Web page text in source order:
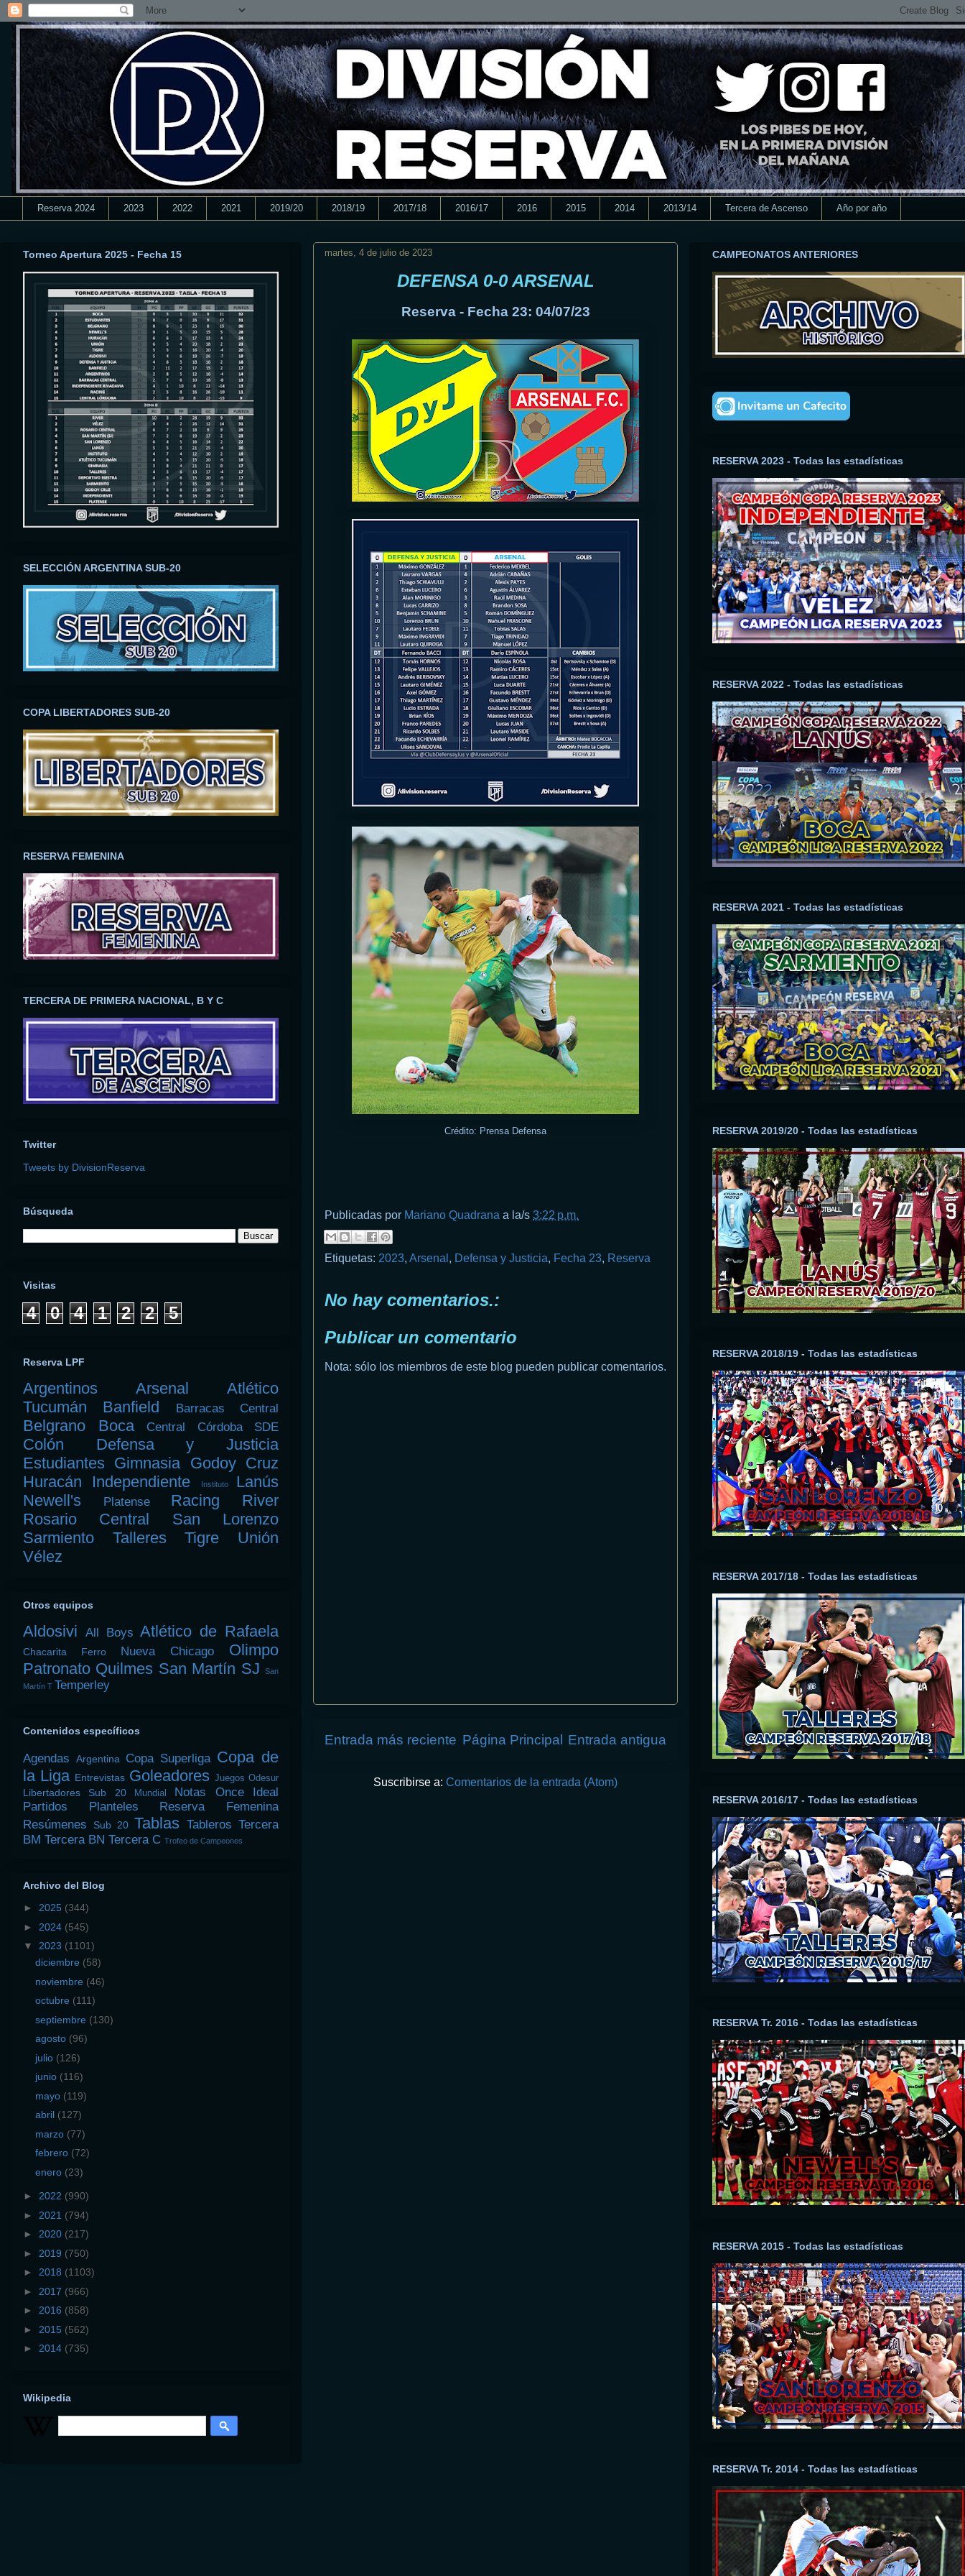
Reserva 2024 2023 2022 2021 2019/20 2018/19 2017/18 2016/17 2016 2015 2014 2013/14 Tercera de Ascenso Año por año
martes, 4 de julio de 2023
DEFENSA 0-0 ARSENAL
Reserva - Fecha 23: 04/07/23
Crédito: Prensa Defensa
Publicadas por Mariano Quadrana a la/s 3:22 p.m.
Etiquetas: 2023, Arsenal , Defensa y Justicia, Fecha 23, Reserva
No hay comentarios.:
Publicar un comentario
Nota: sólo los miembros de este blog pueden publicar comentarios.
Entrada más reciente Entrada antigua
Página Principal
Suscribirse a: Comentarios de la entrada (Atom)
Torneo Apertura 2025 - Fecha 15
SELECCIÓN ARGENTINA SUB-20
COPA LIBERTADORES SUB-20
RESERVA FEMENINA
TERCERA DE PRIMERA NACIONAL, B Y C
Twitter
Tweets by DivisionReserva
Búsqueda
Visitas
4 0 4 1 2 2 5
Reserva LPF
Argentinos Arsenal
Atlético
Tucumán
Banfield Barracas Central
Belgrano Boca Central Córdoba SDE
Colón
Defensa y Justicia
Estudiantes Gimnasia Godoy Cruz
Huracán
Independiente Instituto
Lanús
Newell's
Platense Racing
River
Rosario Central
San Lorenzo
Sarmiento
Talleres Tigre
Unión
Vélez
Otros equipos
Aldosivi All Boys Atlético de Rafaela
Chacarita Ferro Nueva Chicago
Olimpo
Patronato Quilmes San Martín SJ
San
Martín T Temperley
Contenidos específicos
Agendas Argentina Copa Superliga Copa de
la Liga Entrevistas Goleadores Juegos Odesur
Libertadores Sub 20 Mundial Notas
Once Ideal
Partidos
Planteles
Reserva Femenina
Resúmenes
Sub 20 Tablas Tableros Tercera
BM Tercera BN Tercera C Trofeo de Campeones
Archivo del Blog
► 2025 (344)
► 2024 (545)
▼ 2023 (1101)
diciembre (58)
noviembre (46)
octubre (111)
septiembre (130)
agosto (96)
julio (126)
junio (116)
mayo (119)
abril (127)
marzo (77)
febrero (72)
enero (23)
► 2022 (990)
► 2021 (794)
► 2020 (217)
► 2019 (750)
► 2018 (1103)
► 2017 (966)
► 2016 (858)
► 2015 (562)
► 2014 (735)
Wikipedia
CAMPEONATOS ANTERIORES
RESERVA 2023 - Todas las estadísticas
RESERVA 2022 - Todas las estadísticas
RESERVA 2021 - Todas las estadísticas
RESERVA 2019/20 - Todas las estadísticas
RESERVA 2018/19 - Todas las estadísticas
RESERVA 2017/18 - Todas las estadísticas
RESERVA 2016/17 - Todas las estadísticas
RESERVA Tr. 2016 - Todas las estadísticas
RESERVA 2015 - Todas las estadísticas
RESERVA Tr. 2014 - Todas las estadísticas